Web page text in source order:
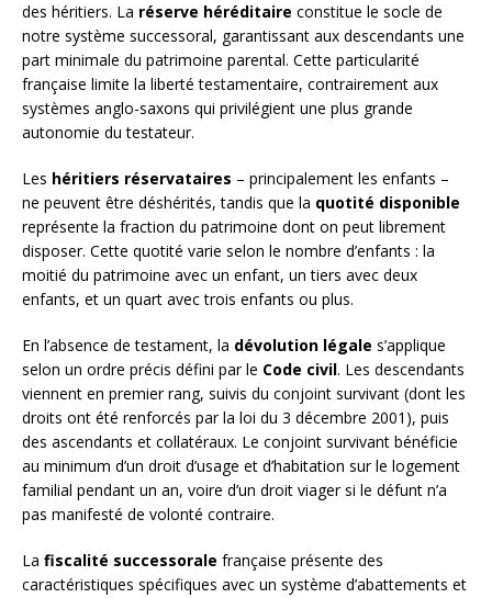
des héritiers. La réserve héréditaire constitue le socle de
notre système successoral, garantissant aux descendants une
part minimale du patrimoine parental. Cette particularité
française limite la liberté testamentaire, contrairement aux
systèmes anglo-saxons qui privilégient une plus grande
autonomie du testateur.
Les héritiers réservataires – principalement les enfants –
ne peuvent être déshérités, tandis que la quotité disponible
représente la fraction du patrimoine dont on peut librement
disposer. Cette quotité varie selon le nombre d’enfants : la
moitié du patrimoine avec un enfant, un tiers avec deux
enfants, et un quart avec trois enfants ou plus.
En l’absence de testament, la dévolution légale s’applique
selon un ordre précis défini par le Code civil. Les descendants
viennent en premier rang, suivis du conjoint survivant (dont les
droits ont été renforcés par la loi du 3 décembre 2001), puis
des ascendants et collatéraux. Le conjoint survivant bénéficie
au minimum d’un droit d’usage et d’habitation sur le logement
familial pendant un an, voire d’un droit viager si le défunt n’a
pas manifesté de volonté contraire.
La fiscalité successorale française présente des
caractéristiques spécifiques avec un système d’abattements et